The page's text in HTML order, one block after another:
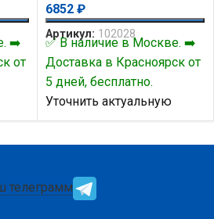
➡️
от
Вы
6852₽
Артикул: 102028
✅ В наличие в Москве. ➡️
Доставка в Красноярск от
5 дней, бесплатно.
Уточнить актуальную
цену и наличие товара Вы
телеграмм